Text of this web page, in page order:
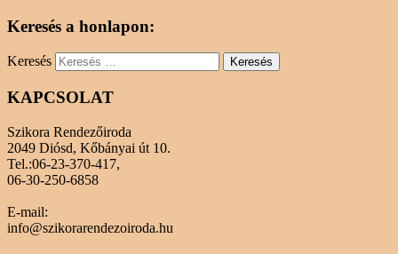
Keresés a honlapon:
Keresés
KAPCSOLAT
Szikora Rendezőiroda
2049 Diósd, Kőbányai út 10.
Tel.:06-23-370-417,
06-30-250-6858
E-mail:
info@szikorarendezoiroda.hu